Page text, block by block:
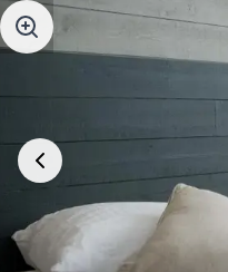
Aller au contenu principal